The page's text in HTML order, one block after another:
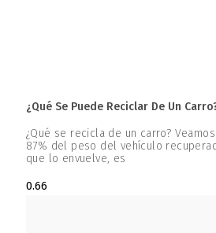
¿Qué Se Puede Reciclar De Un
¿Qué se recicla de un carro?
87% del peso del vehículo
que lo envuelve, es